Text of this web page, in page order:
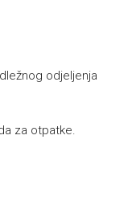
odjeljenja
za otpatke.